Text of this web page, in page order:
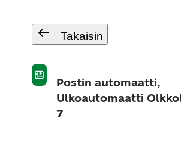
Takaisin
Postin automaatti,
Ulkoautomaatti
7